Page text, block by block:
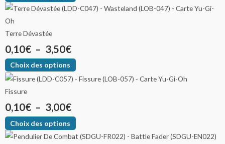
Terre Dévastée
0,10€ – 3,50€
Choix des options
Fissure
0,10€ – 3,00€
Choix des options